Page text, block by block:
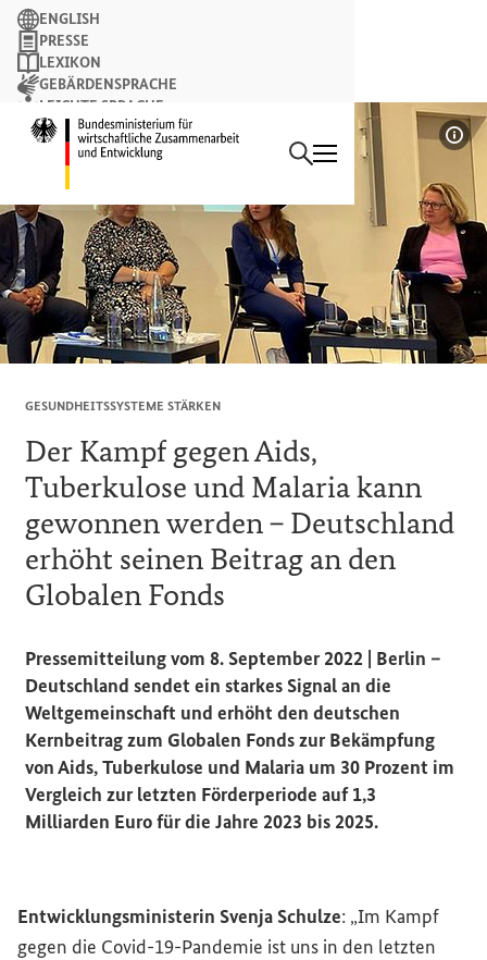
Startseite des
Suchbegriff
Suchen
ENGLISH
PRESSE
LEXIKON
GEBÄRDENSPRACHE
LEICHTE SPRACHE
NEWSLETTER
GESUNDHEITSSYSTEME STÄRKEN
Der Kampf gegen Aids,
Tuberkulose und Malaria kann
gewonnen werden – Deutschland
erhöht seinen Beitrag an den
Globalen Fonds
Pressemitteilung vom 8. September 2022 | Berlin –
Deutschland sendet ein starkes Signal an die
Weltgemeinschaft und erhöht den deutschen
Kernbeitrag zum Globalen Fonds zur Bekämpfung
von Aids, Tuberkulose und Malaria um 30 Prozent im
Vergleich zur letzten Förderperiode auf 1,3
Milliarden Euro für die Jahre 2023 bis 2025.
Entwicklungsministerin Svenja Schulze: „Im Kampf
gegen die Covid-19-Pandemie ist uns in den letzten